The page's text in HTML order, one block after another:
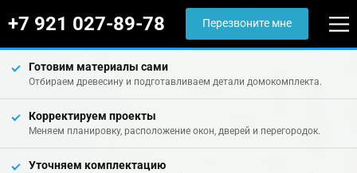
+7 921 027-89-78 Перезвоните мне
Готовим материалы сами
Отбираем древесину и подготавливаем детали домокомплекта.
Корректируем проекты
Меняем планировку, расположение окон, дверей и перегородок.
Уточняем комплектацию